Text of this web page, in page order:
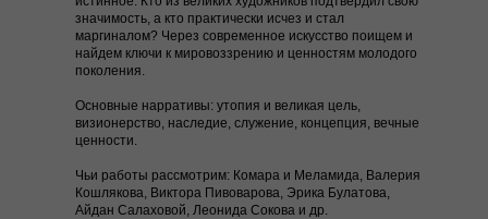
значимость, а кто практически исчез и стал
маргиналом? Через современное искусство поищем и
найдем ключи к мировоззрению и ценностям молодого
поколения.
Основные нарративы: утопия и великая цель,
визионерство, наследие, служение, концепция, вечные
ценности.
Чьи работы рассмотрим: Комара и Меламида, Валерия
Кошлякова, Виктора Пивоварова, Эрика Булатова,
Айдан Салаховой, Леонида Сокова и др.